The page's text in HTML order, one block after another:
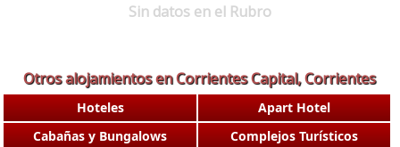
Sin datos en el Rubro
Otros alojamientos en Corrientes Capital, Corrientes
Hoteles
Apart Hotel
Cabañas y Bungalows
Complejos Turísticos